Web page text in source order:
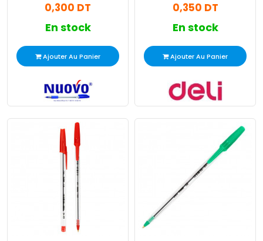
0,300 DT
En stock
Ajouter Au Panier
0,350 DT
En stock
Ajouter Au Panier